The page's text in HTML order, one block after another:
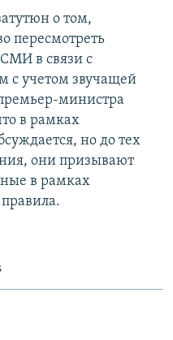
о том,
пересмотреть
в связи с
с учетом звучащей
министра
в рамках
но до тех
они призывают
в рамках